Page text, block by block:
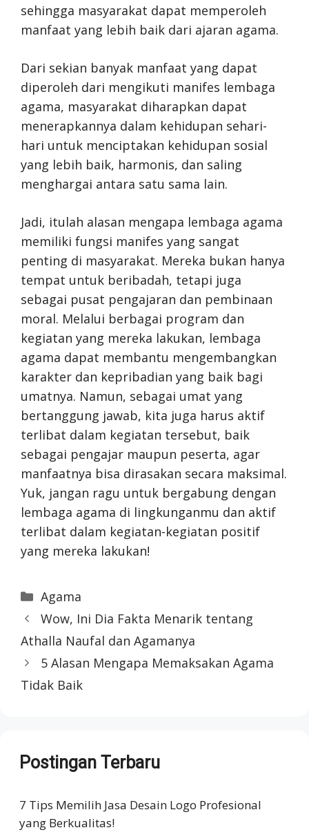
sehingga masyarakat dapat memperoleh
manfaat yang lebih baik dari ajaran agama.
Dari sekian banyak manfaat yang dapat
diperoleh dari mengikuti manifes lembaga
agama, masyarakat diharapkan dapat
menerapkannya dalam kehidupan sehari-
hari untuk menciptakan kehidupan sosial
yang lebih baik, harmonis, dan saling
menghargai antara satu sama lain.
Jadi, itulah alasan mengapa lembaga agama
memiliki fungsi manifes yang sangat
penting di masyarakat. Mereka bukan hanya
tempat untuk beribadah, tetapi juga
sebagai pusat pengajaran dan pembinaan
moral. Melalui berbagai program dan
kegiatan yang mereka lakukan, lembaga
agama dapat membantu mengembangkan
karakter dan kepribadian yang baik bagi
umatnya. Namun, sebagai umat yang
bertanggung jawab, kita juga harus aktif
terlibat dalam kegiatan tersebut, baik
sebagai pengajar maupun peserta, agar
manfaatnya bisa dirasakan secara maksimal.
Yuk, jangan ragu untuk bergabung dengan
lembaga agama di lingkunganmu dan aktif
terlibat dalam kegiatan-kegiatan positif
yang mereka lakukan!
Categories
Agama
Wow, Ini Dia Fakta Menarik tentang
Athalla Naufal dan Agamanya
5 Alasan Mengapa Memaksakan Agama
Tidak Baik
Postingan Terbaru
7 Tips Memilih Jasa Desain Logo Profesional
yang Berkualitas!